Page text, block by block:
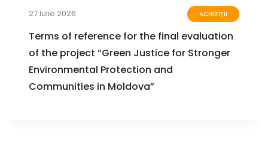
27 Iulie 2026 ACHIZIȚII
Terms of reference for the final evaluation
of the project “Green Justice for Stronger
Environmental Protection and
Communities in Moldova”